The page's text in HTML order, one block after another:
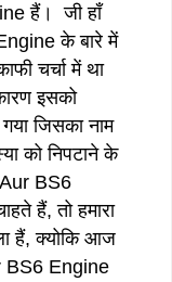
हैं। जी हाँ
के बारे में
चर्चा में था
इसको
जिसका नाम
को निपटाने के
BS6
हैं, तो हमारा
हैं, क्योकि आज
BS6 Engine